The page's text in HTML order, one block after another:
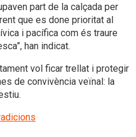
part de la calçada per
que es done prioritat al
i pacífica com és traure
han indicat.
vol ficar trellat i protegir
de convivència veïnal: la